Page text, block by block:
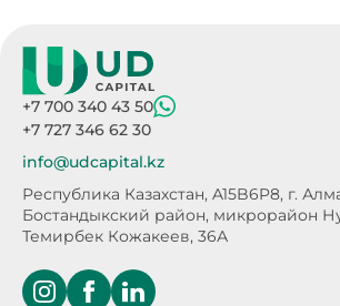
+7 700 340 43 50
+7 727 346 62 30
info@udcapital.kz
Республика Казахстан, A15B6P8, г.
Бостандыкский район, микрорайон
Темирбек Кожакеев, 36А